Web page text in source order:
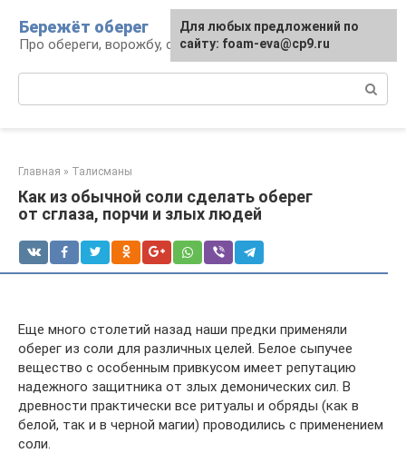
контенту
Бережёт оберег
Про обереги, ворожбу, сны и гадания
Главная » Талисманы
Как из обычной соли сделать оберег
от сглаза, порчи и злых людей
Еще много столетий назад наши предки применяли
оберег из соли для различных целей. Белое сыпучее
вещество с особенным привкусом имеет репутацию
надежного защитника от злых демонических сил. В
древности практически все ритуалы и обряды (как в
белой, так и в черной магии) проводились с применением
соли.
Для любых предложений по
сайту: foam-eva@cp9.ru